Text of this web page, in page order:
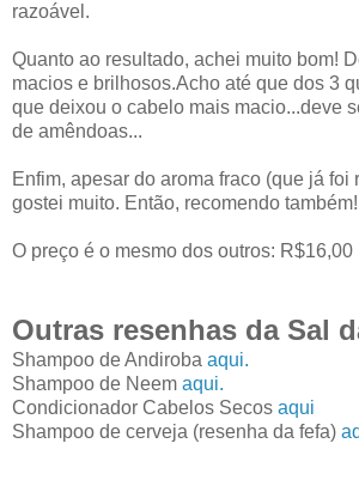
razoável.
Quanto ao resultado, achei muito bom!
macios e brilhosos.Acho até que dos 3
que deixou o cabelo mais macio...deve
de amêndoas...
Enfim, apesar do aroma fraco (que já foi
gostei muito. Então, recomendo também!
O preço é o mesmo dos outros: R$16,00
Outras resenhas da Sal
Shampoo de Andiroba aqui.
Shampoo de Neem aqui.
Condicionador Cabelos Secos aqui
Shampoo de cerveja (resenha da fefa)